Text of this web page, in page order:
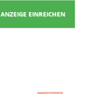
ANZEIGE EINREICHEN